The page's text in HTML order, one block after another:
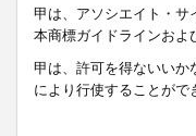
甲は、アソシエイト・サ
本商標ガイドラインおよ
甲は、許可を得ないいか
により行使することがで